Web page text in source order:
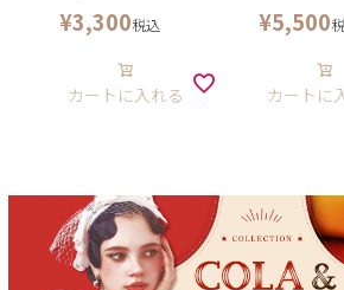
¥3,300税込
カートに入れる
¥5,500
カートに